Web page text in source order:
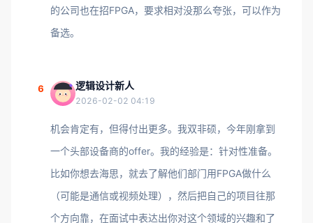
的公司也在招FPGA，要求相对没那么夸张，可以作为
备选。
6 逻辑设计新人
2026-02-02 04:19
机会肯定有，但得付出更多。我双非硕，今年刚拿到
一个头部设备商的offer。我的经验是：针对性准备。
比如你想去海思，就去了解他们部门用FPGA做什么
（可能是通信或视频处理），然后把自己的项目往那
个方向靠，在面试中表达出你对这个领域的兴趣和了